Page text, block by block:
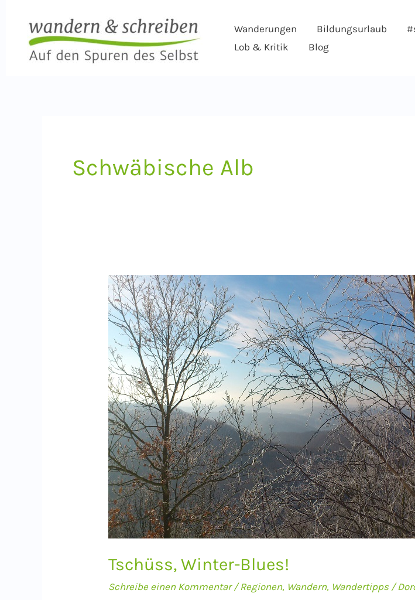
springen
Wanderungen Bildungsurlaub
Lob & Kritik
Blog
Schwäbische Alb
Tschüss, Winter-Blues!
Schreibe einen Kommentar /Regionen, Wandern, Wandertipps/